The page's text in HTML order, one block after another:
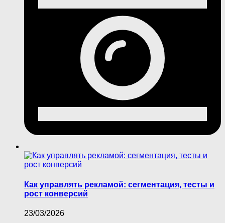
Как управлять рекламой: сегментация, тесты и
рост конверсий
23/03/2026